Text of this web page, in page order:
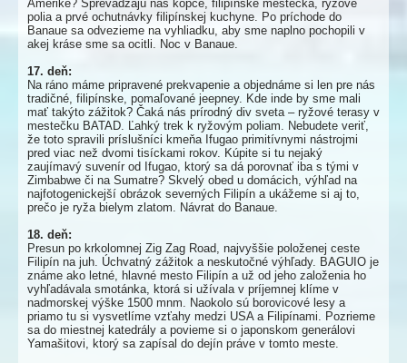
Amerike? Sprevádzajú nás kopce, filipínske mestečká, ryžové
polia a prvé ochutnávky filipínskej kuchyne. Po príchode do
Banaue sa odvezieme na vyhliadku, aby sme naplno pochopili v
akej kráse sme sa ocitli. Noc v Banaue.
17. deň:
Na ráno máme pripravené prekvapenie a objednáme si len pre nás
tradičné, filipínske, pomaľované jeepney. Kde inde by sme mali
mať takýto zážitok? Čaká nás prírodný div sveta – ryžové terasy v
mestečku BATAD. Ľahký trek k ryžovým poliam. Nebudete veriť,
že toto spravili príslušníci kmeňa Ifugao primitívnymi nástrojmi
pred viac než dvomi tisíckami rokov. Kúpite si tu nejaký
zaujímavý suvenír od Ifugao, ktorý sa dá porovnať iba s tými v
Zimbabwe či na Sumatre? Skvelý obed u domácich, výhľad na
najfotogenickejší obrázok severných Filipín a ukážeme si aj to,
prečo je ryža bielym zlatom. Návrat do Banaue.
18. deň:
Presun po krkolomnej Zig Zag Road, najvyššie položenej ceste
Filipín na juh. Úchvatný zážitok a neskutočné výhľady. BAGUIO je
známe ako letné, hlavné mesto Filipín a už od jeho založenia ho
vyhľadávala smotánka, ktorá si užívala v príjemnej klíme v
nadmorskej výške 1500 mnm. Naokolo sú borovicové lesy a
priamo tu si vysvetlíme vzťahy medzi USA a Filipínami. Pozrieme
sa do miestnej katedrály a povieme si o japonskom generálovi
Yamašitovi, ktorý sa zapísal do dejín práve v tomto meste.